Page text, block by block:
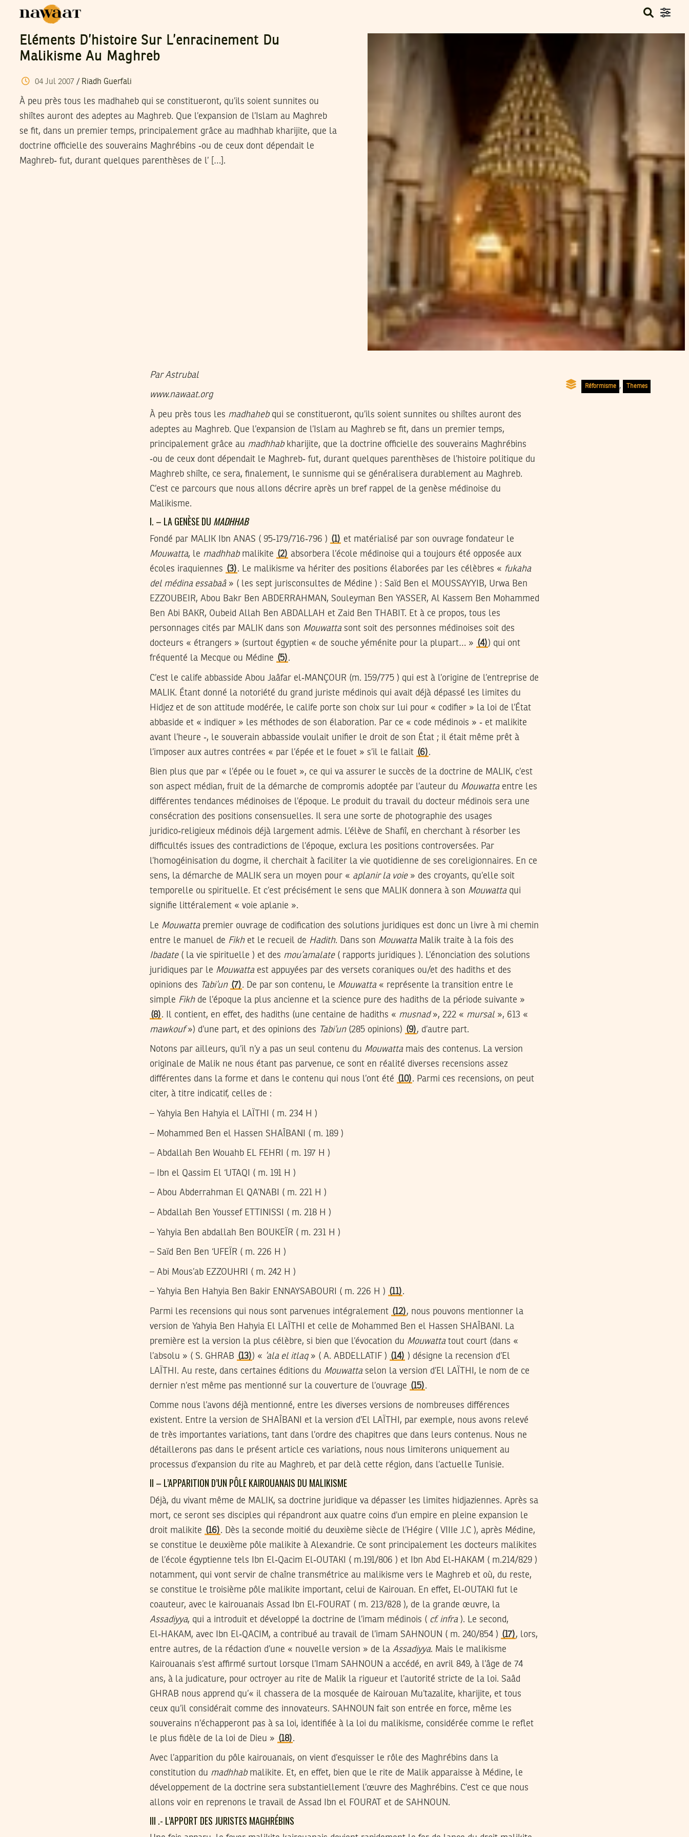
Eléments D’histoire Sur L’enracinement Du
Malikisme Au Maghreb
04 Jul 2007/ Riadh Guerfali
À peu près tous les madhaheb qui se constitueront, qu’ils soient sunnites ou
shiîtes auront des adeptes au Maghreb. Que l’expansion de l’Islam au Maghreb
se fit, dans un premier temps, principalement grâce au madhhab kharijite, que la
doctrine officielle des souverains Maghrébins ‑ou de ceux dont dépendait le
Maghreb‑ fut, durant quelques parenthèses de l’ […].
Réformisme , Themes
Par Astrubal
www.nawaat.org
À peu près tous les madhahebqui se constitueront, qu’ils soient sunnites ou shiîtes auront des
adeptes au Maghreb. Que l’expansion de l’Islam au Maghreb se fit, dans un premier temps,
principalement grâce au madhhabkharijite, que la doctrine officielle des souverains Maghrébins
‑ou de ceux dont dépendait le Maghreb‑ fut, durant quelques parenthèses de l’histoire politique du
Maghreb shiîte, ce sera, finalement, le sunnisme qui se généralisera durablement au Maghreb.
C’est ce parcours que nous allons décrire après un bref rappel de la genèse médinoise du
Malikisme.
I. – LA GENÈSE DU MADHHAB
Fondé par MALIK Ibn ANAS ( 95‑179/716‑796 ) (1) et matérialisé par son ouvrage fondateur le
Mouwatta, le madhhabmalikite (2) absorbera l’école médinoise qui a toujours été opposée aux
écoles iraquiennes (3). Le malikisme va hériter des positions élaborées par les célèbres « fukaha
del médina essabaâ» ( les sept jurisconsultes de Médine ) : Saïd Ben el MOUSSAYYIB, Urwa Ben
EZZOUBEIR, Abou Bakr Ben ABDERRAHMAN, Souleyman Ben YASSER, Al Kassem Ben Mohammed
Ben Abi BAKR, Oubeid Allah Ben ABDALLAH et Zaid Ben THABIT. Et à ce propos, tous les
personnages cités par MALIK dans son Mouwatta sont soit des personnes médinoises soit des
docteurs « étrangers » (surtout égyptien « de souche yéménite pour la plupart… » (4)) qui ont
fréquenté la Mecque ou Médine (5).
C’est le calife abbasside Abou Jaâfar el‑MANÇOUR (m. 159/775 ) qui est à l’origine de l’entreprise de
MALIK. Étant donné la notoriété du grand juriste médinois qui avait déjà dépassé les limites du
Hidjez et de son attitude modérée, le calife porte son choix sur lui pour « codifier » la loi de l’État
abbaside et « indiquer » les méthodes de son élaboration. Par ce « code médinois » ‑ et malikite
avant l’heure ‑, le souverain abbasside voulait unifier le droit de son État ; il était même prêt à
l’imposer aux autres contrées « par l’épée et le fouet » s’il le fallait (6).
Bien plus que par « l’épée ou le fouet », ce qui va assurer le succès de la doctrine de MALIK, c’est
son aspect médian, fruit de la démarche de compromis adoptée par l’auteur du Mouwatta entre les
différentes tendances médinoises de l’époque. Le produit du travail du docteur médinois sera une
consécration des positions consensuelles. Il sera une sorte de photographie des usages
juridico‑religieux médinois déjà largement admis. L’élève de Shafiî, en cherchant à résorber les
difficultés issues des contradictions de l’époque, exclura les positions controversées. Par
l’homogéinisation du dogme, il cherchait à faciliter la vie quotidienne de ses coreligionnaires. En ce
sens, la démarche de MALIK sera un moyen pour « aplanir la voie » des croyants, qu’elle soit
temporelle ou spirituelle. Et c’est précisément le sens que MALIK donnera à son Mouwatta qui
signifie littéralement « voie aplanie ».
Le Mouwatta premier ouvrage de codification des solutions juridiques est donc un livre à mi chemin
entre le manuel de Fikhet le recueil de Hadith. Dans son Mouwatta Malik traite à la fois des
Ibadate( la vie spirituelle ) et des mou’amalate( rapports juridiques ). L’énonciation des solutions
juridiques par le Mouwatta est appuyées par des versets coraniques ou/et des hadiths et des
opinions des Tabi’un (7). De par son contenu, le Mouwatta « représente la transition entre le
simple Fikhde l’époque la plus ancienne et la science pure des hadiths de la période suivante »
(8). Il contient, en effet, des hadiths (une centaine de hadiths « musnad», 222 « mursal », 613 «
mawkouf») d’une part, et des opinions des Tabi’un(285 opinions) (9), d’autre part.
Notons par ailleurs, qu’il n’y a pas un seul contenu du Mouwatta mais des contenus. La version
originale de Malik ne nous étant pas parvenue, ce sont en réalité diverses recensions assez
différentes dans la forme et dans le contenu qui nous l’ont été (10). Parmi ces recensions, on peut
citer, à titre indicatif, celles de :
– Yahyia Ben Hahyia el LAÏTHI ( m. 234 H )
– Mohammed Ben el Hassen SHAÎBANI ( m. 189 )
– Abdallah Ben Wouahb EL FEHRI ( m. 197 H )
– Ibn el Qassim El ‘UTAQI ( m. 191 H )
– Abou Abderrahman El QA’NABI ( m. 221 H )
– Abdallah Ben Youssef ETTINISSI ( m. 218 H )
– Yahyia Ben abdallah Ben BOUKEÏR ( m. 231 H )
– Saïd Ben Ben ‘UFEÏR ( m. 226 H )
– Abi Mous’ab EZZOUHRI ( m. 242 H )
– Yahyia Ben Hahyia Ben Bakir ENNAYSABOURI ( m. 226 H ) (11).
Parmi les recensions qui nous sont parvenues intégralement (12), nous pouvons mentionner la
version de Yahyia Ben Hahyia El LAÏTHI et celle de Mohammed Ben el Hassen SHAÎBANI. La
première est la version la plus célèbre, si bien que l’évocation du Mouwatta tout court (dans «
l’absolu » ( S. GHRAB (13)) « ’ala el itlaq» ( A. ABDELLATIF ) (14) ) désigne la recension d’El
LAÏTHI. Au reste, dans certaines éditions du Mouwatta selon la version d’El LAÏTHI, le nom de ce
dernier n’est même pas mentionné sur la couverture de l’ouvrage (15).
Comme nous l’avons déjà mentionné, entre les diverses versions de nombreuses différences
existent. Entre la version de SHAÎBANI et la version d’El LAÏTHI, par exemple, nous avons relevé
de très importantes variations, tant dans l’ordre des chapitres que dans leurs contenus. Nous ne
détaillerons pas dans le présent article ces variations, nous nous limiterons uniquement au
processus d’expansion du rite au Maghreb, et par delà cette région, dans l’actuelle Tunisie.
II – L’APPARITION D’UN PÔLE KAIROUANAIS DU MALIKISME
Déjà, du vivant même de MALIK, sa doctrine juridique va dépasser les limites hidjaziennes. Après sa
mort, ce seront ses disciples qui répandront aux quatre coins d’un empire en pleine expansion le
droit malikite (16). Dès la seconde moitié du deuxième siècle de l’Hégire ( VIIIe J.C ), après Médine,
se constitue le deuxième pôle malikite à Alexandrie. Ce sont principalement les docteurs malikites
de l’école égyptienne tels Ibn El‑Qacim El‑OUTAKI ( m.191/806 ) et Ibn Abd El‑HAKAM ( m.214/829 )
notamment, qui vont servir de chaîne transmétrice au malikisme vers le Maghreb et où, du reste,
se constitue le troisième pôle malikite important, celui de Kairouan. En effet, El‑OUTAKI fut le
coauteur, avec le kairouanais Assad Ibn El‑FOURAT ( m. 213/828 ), de la grande œuvre, la
Assadiyya, qui a introduit et développé la doctrine de l’imam médinois ( cf. infra ). Le second,
El‑HAKAM, avec Ibn El‑QACIM, a contribué au travail de l’imam SAHNOUN ( m. 240/854 ) (17), lors,
entre autres, de la rédaction d’une « nouvelle version » de la Assadiyya. Mais le malikisme
Kairouanais s’est affirmé surtout lorsque l’Imam SAHNOUN a accédé, en avril 849, à l’âge de 74
ans, à la judicature, pour octroyer au rite de Malik la rigueur et l’autorité stricte de la loi. Saâd
GHRAB nous apprend qu’« il chassera de la mosquée de Kairouan Mu’tazalite, kharijite, et tous
ceux qu’il considérait comme des innovateurs. SAHNOUN fait son entrée en force, même les
souverains n’échapperont pas à sa loi, identifiée à la loi du malikisme, considérée comme le reflet
le plus fidèle de la loi de Dieu » (18).
Avec l’apparition du pôle kairouanais, on vient d’esquisser le rôle des Maghrébins dans la
constitution du madhhabmalikite. Et, en effet, bien que le rite de Malik apparaisse à Médine, le
développement de la doctrine sera substantiellement l’œuvre des Maghrébins. C’est ce que nous
allons voir en reprenons le travail de Assad Ibn el FOURAT et de SAHNOUN.
III .- L’APPORT DES JURISTES MAGHRÉBINS